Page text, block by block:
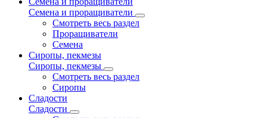
Семена и проращиватели
Смотреть весь раздел
Проращиватели
Семена
Сиропы, пекмезы
Сиропы, пекмезы
Смотреть весь раздел
Сиропы
Сладости
Сладости